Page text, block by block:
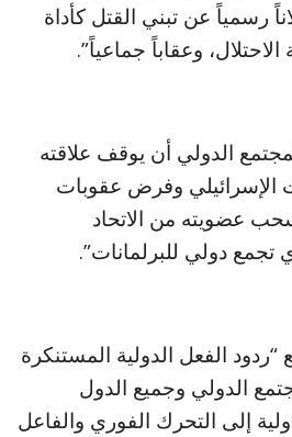
رسمياً عن تبني القتل كأداة
وعقاباً جماعياً”.
الدولي أن يوقف علاقته
الإسرائيلي وفرض عقوبات
عضويته من الاتحاد
تجمع دولي للبرلمانات”.
“ردود الفعل الدولية المستنكرة
الدولي وجميع الدول
إلى التحرك الفوري والفاعل